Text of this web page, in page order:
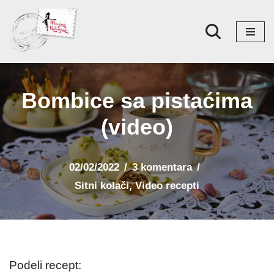
Skoči
na
sadržaj
Bombice sa pistaćima
(video)
02/02/2022
3 komentara
Sitni kolači,Video recepti
Podeli recept: